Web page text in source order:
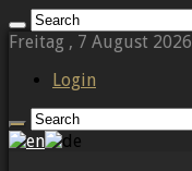
Freitag , 7 August 2026
Login